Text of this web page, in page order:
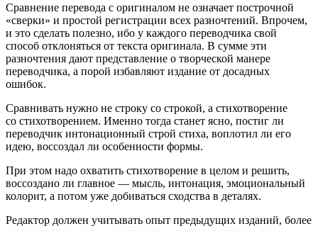
Сравнение перевода с оригиналом не означает построчной
«сверки» и простой регистрации всех разночтений. Впрочем,
и это сделать полезно, ибо у каждого переводчика свой
способ отклоняться от текста оригинала. В сумме эти
разночтения дают представление о творческой манере
переводчика, а порой избавляют издание от досадных
ошибок.
Сравнивать нужно не строку со строкой, а стихотворение
со стихотворением. Именно тогда станет ясно, постиг ли
переводчик интонационный строй стиха, воплотил ли его
идею, воссоздал ли особенности формы.
При этом надо охватить стихотворение в целом и решить,
воссоздано ли главное — мысль, интонация, эмоциональный
колорит, а потом уже добиваться сходства в деталях.
Редактор должен учитывать опыт предыдущих изданий, более